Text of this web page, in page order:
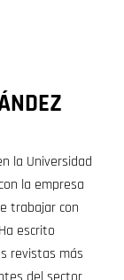
la Universidad
la empresa
trabajar con
escrito
revistas más